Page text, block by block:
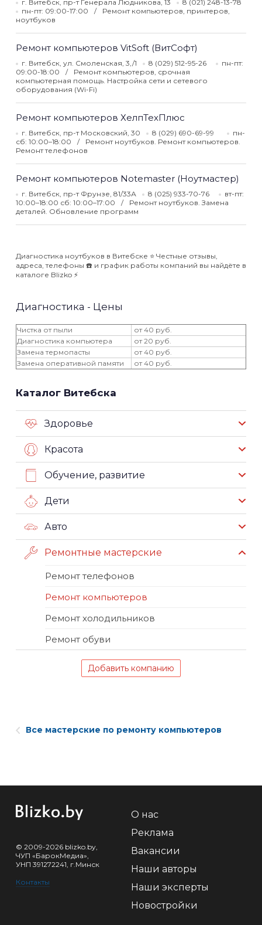
г. Витебск, пр-т Генерала Людникова, 13
8 (021) 248-13-78
пн-пт: 09:00-17:00
Ремонт компьютеров, принтеров,
ноутбуков
Ремонт компьютеров VitSoft (ВитСофт)
г. Витебск, ул. Смоленская, 3,/1 8 (029) 512-95-26
пн-пт:
09:00-18:00
Ремонт компьютеров, срочная
компьютерная помощь. Настройка сети и сетевого
оборудования (Wi-Fi)
Ремонт компьютеров ХелпТехПлюс
г. Витебск, пр-т Московский, 30 8 (029) 690-69-99
пн-
сб: 10:00–18:00
Ремонт ноутбуков. Ремонт компьютеров.
Ремонт телефонов
Ремонт компьютеров Notemaster (Ноутмастер)
г. Витебск, пр-т Фрунзе, 81/33А 8 (025) 933-70-76
вт-пт:
10:00–18:00 сб: 10:00–17:00
Ремонт ноутбуков. Замена
деталей. Обновление программ
Диагностика ноутбуков в Витебске ⭐️ Честные отзывы,
адреса, телефоны ☎️ и график работы компаний вы найдёте в
каталоге Blizko ⚡️
Диагностика - Цены
Чистка от пыли
от 40 руб.
Диагностика компьютера
от 20 руб.
Замена термопасты
от 40 руб.
Замена оперативной памяти
от 40 руб.
Каталог Витебска
Здоровье
Красота
Обучение, развитие
Дети
Авто
Ремонтные мастерские
Ремонт телефонов
Ремонт компьютеров
Ремонт холодильников
Ремонт обуви
Добавить компанию
Все мастерские по ремонту компьютеров
© 2009-2026 blizko.by,
ЧУП «БарокМедиа»,
УНП 391272241, г.Минск
Контакты
О нас
Реклама
Вакансии
Наши авторы
Наши эксперты
Новостройки